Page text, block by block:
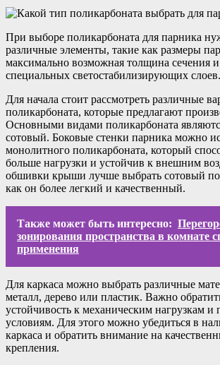
При выборе поликарбоната для парника
различные элементы, такие как размеры
максимально возможная толщина сечения
специальных светостабилизирующих слоев.
Для начала стоит рассмотреть различные
поликарбоната, которые предлагают
Основными видами поликарбоната
сотовый. Боковые стенки парника можно
монолитного поликарбоната, который
больше нагрузки и устойчив к внешним
обшивки крыши лучше выбрать сотовый
как он более легкий и качественный.
Также может быть интересно:
зонирования пространства в комнате
применения
Для каркаса можно выбрать различные
металл, дерево или пластик. Важно
устойчивость к механическим нагрузкам
условиям. Для этого можно убедиться в
каркаса и обратить внимание на
крепления.